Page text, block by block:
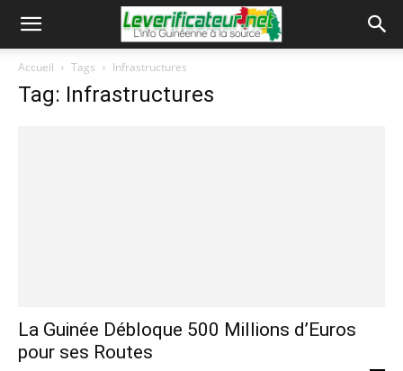
Accueil Tags Infrastructures
Tag: Infrastructures
La Guinée Débloque 500 Millions d’Euros
pour ses Routes